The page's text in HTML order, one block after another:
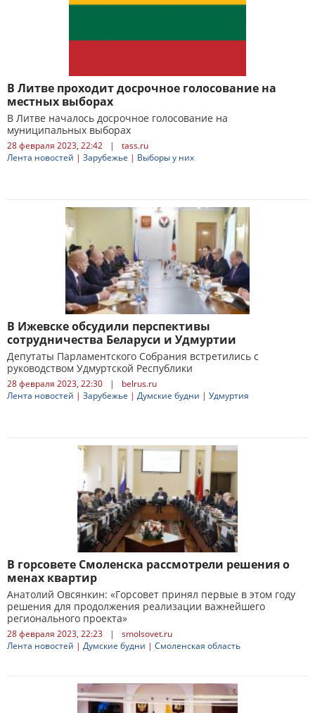
В Литве проходит досрочное голосование на
местных выборах
В Литве началось досрочное голосование на
муниципальных выборах
28 февраля 2023, 22:42 |
tass.ru
Лента новостей | Зарубежье | Выборы у них
В Ижевске обсудили перспективы
сотрудничества Беларуси и Удмуртии
Депутаты Парламентского Собрания встретились с
руководством Удмуртской Республики
28 февраля 2023, 22:30 |
belrus.ru
Лента новостей | Зарубежье | Думские будни | Удмуртия
В горсовете Смоленска рассмотрели решения о
менах квартир
Анатолий Овсянкин: «Горсовет принял первые в этом году
решения для продолжения реализации важнейшего
регионального проекта»
28 февраля 2023, 22:23 |
smolsovet.ru
Лента новостей | Думские будни | Смоленская область